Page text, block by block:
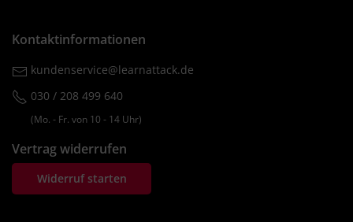
Kontaktinformationen
kundenservice@learnattack.de
030 / 208 499 640
(Mo. ‐ Fr. von 10 ‐ 14 Uhr)
Vertrag widerrufen
Widerruf starten